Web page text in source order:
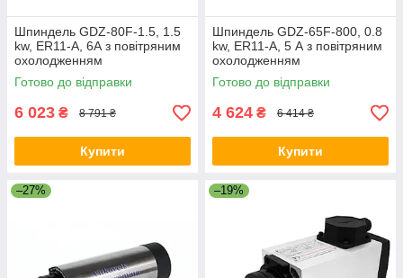
Шпиндель GDZ-80F-1.5, 1.5
kw, ER11-A, 6А з повітряним
охолодженням
Готово до відправки
6 023 ₴ 8 791 ₴
Купити
Шпиндель GDZ-65F-800, 0.8
kw, ER11-A, 5 А з повітряним
охолодженням
Готово до відправки
4 624 ₴ 6 414 ₴
Купити
–27% –19%